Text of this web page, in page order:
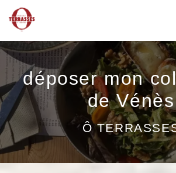
déposer mon
de Vénès
Ô
Panneau de gestion des cookies